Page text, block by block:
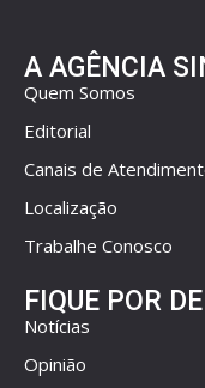
A AGÊNCIA
Quem Somos
Editorial
Canais de
Localização
Trabalhe Conosco
FIQUE POR
Notícias
Opinião